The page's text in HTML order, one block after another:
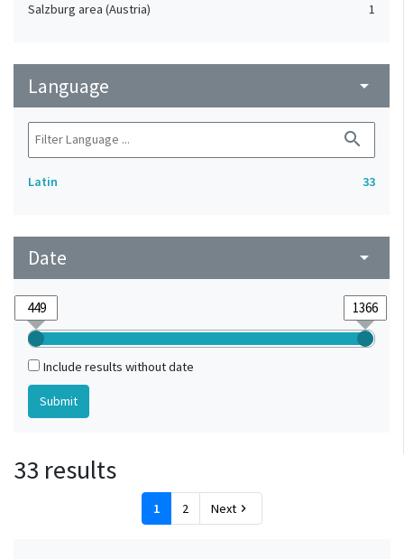
Salzburg area (Austria)
1
Language arrow_drop_down
search
Latin 33
Date arrow_drop_down
Include results without date
33 results
1 2 Next chevron_right